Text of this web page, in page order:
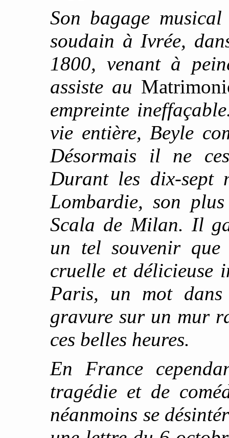
Son bagage
soudain à Ivrée,
1800, venant à
assiste au
empreinte
vie entière, Beyle
Désormais il ne
Durant les dix-sept
Lombardie, son
Scala de Milan. Il
un tel souvenir
cruelle et délicieuse
Paris, un mot
gravure sur un mur
ces belles heures.
En France
tragédie et de
néanmoins se